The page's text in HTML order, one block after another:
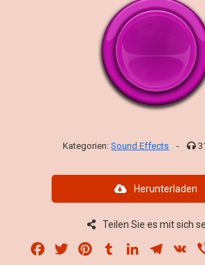
Kategorien:Sound Effects -
Herunterladen
Teilen Sie es mit sich
Facebook
Twitter PinterestTumblrLinkedIn VK